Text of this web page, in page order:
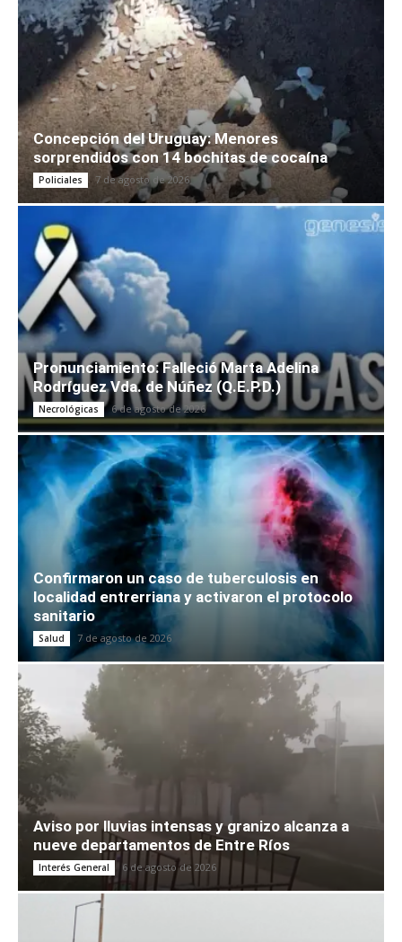
Concepción del Uruguay: Menores
sorprendidos con 14 bochitas de cocaína
Policiales 7 de agosto de 2026
Pronunciamiento: Falleció Marta Adelina
Rodríguez Vda. de Núñez (Q.E.P.D.)
Necrológicas 6 de agosto de 2026
Confirmaron un caso de tuberculosis en
localidad entrerriana y activaron el protocolo
sanitario
Salud 7 de agosto de 2026
Aviso por lluvias intensas y granizo alcanza a
nueve departamentos de Entre Ríos
Interés General 6 de agosto de 2026